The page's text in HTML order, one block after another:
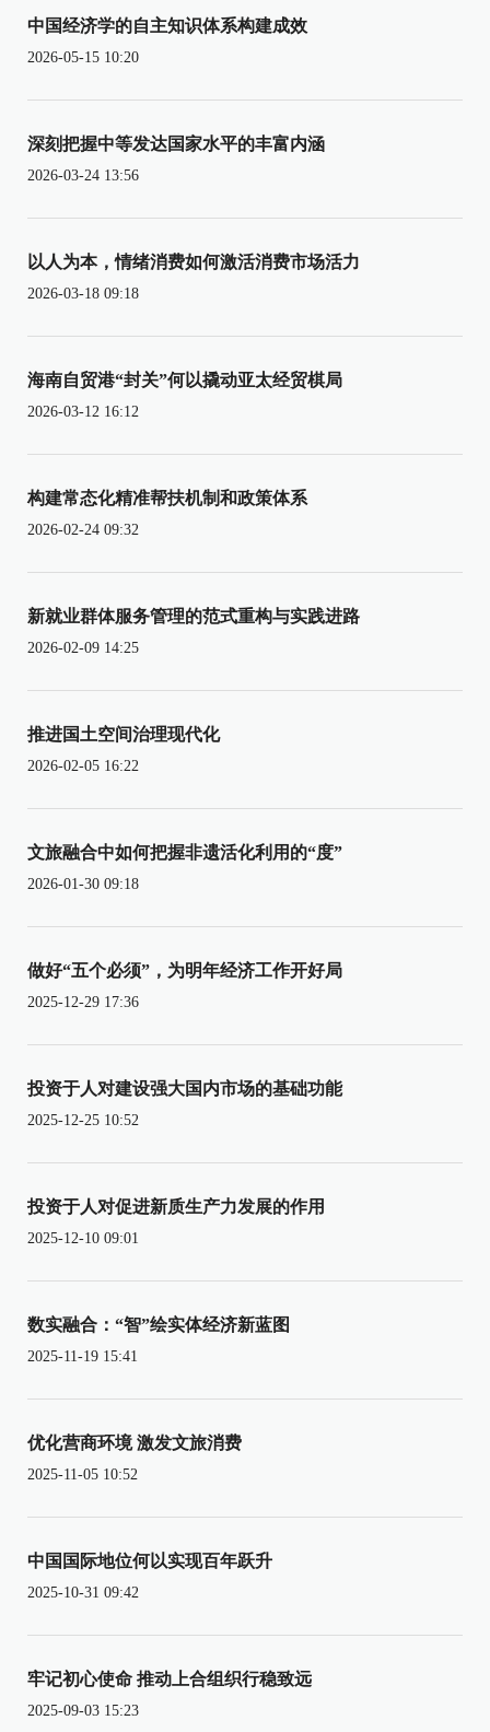
中国经济学的自主知识体系构建成效
2026-05-15 10:20
深刻把握中等发达国家水平的丰富内涵
2026-03-24 13:56
以人为本，情绪消费如何激活消费市场活力
2026-03-18 09:18
海南自贸港“封关”何以撬动亚太经贸棋局
2026-03-12 16:12
构建常态化精准帮扶机制和政策体系
2026-02-24 09:32
新就业群体服务管理的范式重构与实践进路
2026-02-09 14:25
推进国土空间治理现代化
2026-02-05 16:22
文旅融合中如何把握非遗活化利用的“度”
2026-01-30 09:18
做好“五个必须”，为明年经济工作开好局
2025-12-29 17:36
投资于人对建设强大国内市场的基础功能
2025-12-25 10:52
投资于人对促进新质生产力发展的作用
2025-12-10 09:01
数实融合：“智”绘实体经济新蓝图
2025-11-19 15:41
优化营商环境 激发文旅消费
2025-11-05 10:52
中国国际地位何以实现百年跃升
2025-10-31 09:42
牢记初心使命 推动上合组织行稳致远
2025-09-03 15:23